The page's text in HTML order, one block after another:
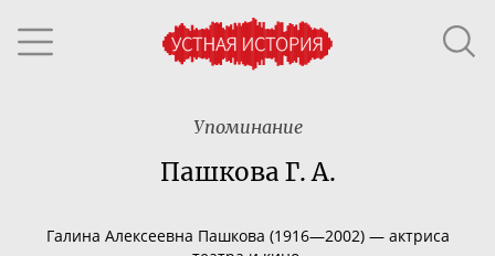
Упоминание
Пашкова Г. А.
Галина Алексеевна Пашкова (1916—2002) — актриса